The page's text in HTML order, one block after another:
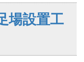
場設置工